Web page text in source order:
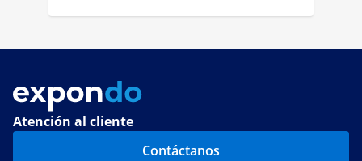
Atención al cliente
Contáctanos